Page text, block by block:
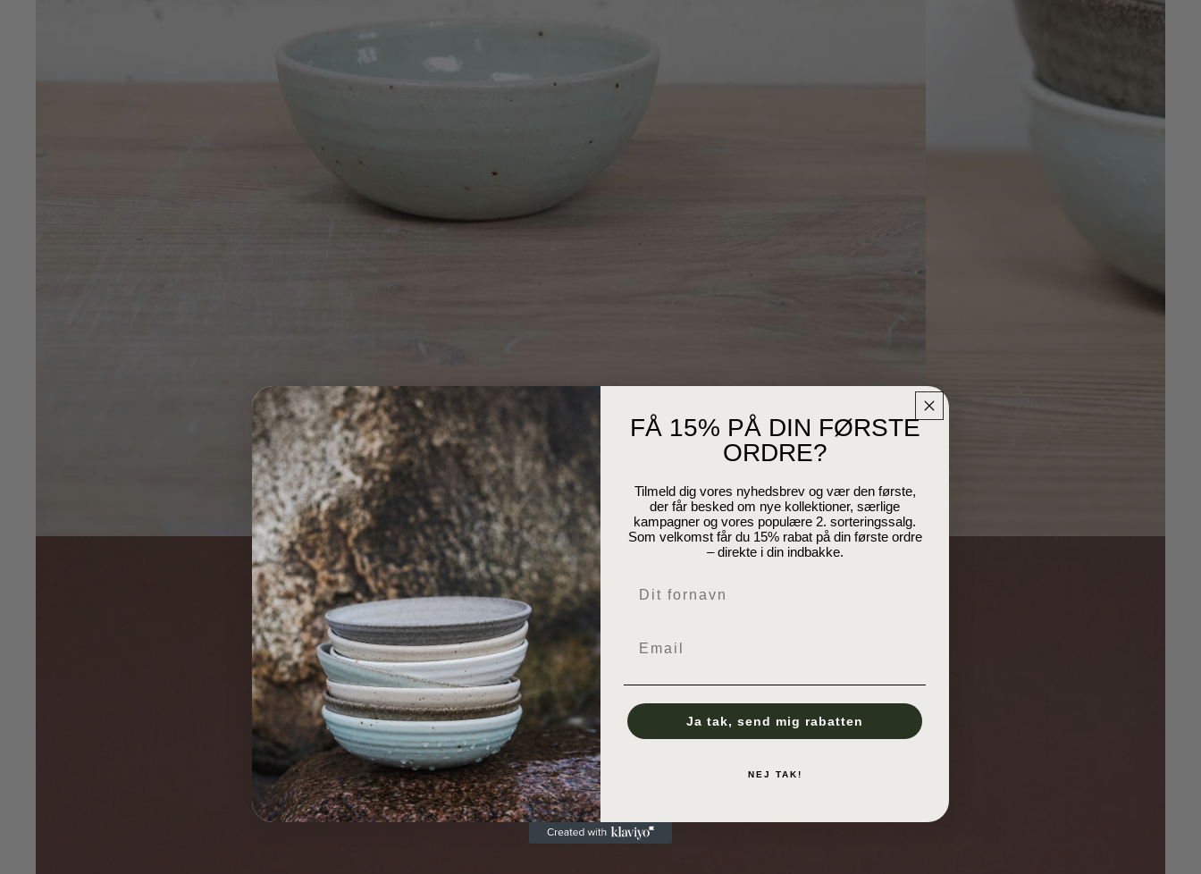
FÅ 15% PÅ DIN FØRSTE
ORDRE?
Tilmeld dig vores nyhedsbrev og vær den første,
der får besked om nye kollektioner, særlige
kampagner og vores populære 2. sorteringssalg.
Som velkomst får du 15% rabat på din første ordre
– direkte i din indbakke.
Ja tak, send mig rabatten
NEJ TAK!